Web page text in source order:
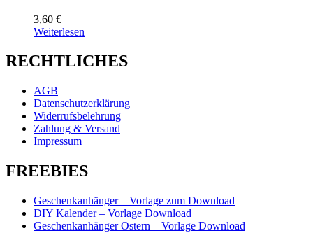
3,60 €
Weiterlesen
RECHTLICHES
AGB
Datenschutzerklärung
Widerrufsbelehrung
Zahlung & Versand
Impressum
FREEBIES
Geschenkanhänger – Vorlage zum Download
DIY Kalender – Vorlage Download
Geschenkanhänger Ostern – Vorlage Download